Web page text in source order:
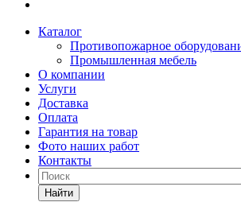
Каталог
Противопожарное
Промышленная мебель
О компании
Услуги
Доставка
Оплата
Гарантия на товар
Фото наших работ
Контакты
Найти